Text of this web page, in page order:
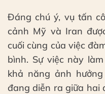
Đáng chú ý, vụ tấn
cảnh Mỹ và Iran
cuối cùng của việc
bình. Sự việc này
khả năng ảnh
đang diễn ra giữa hai